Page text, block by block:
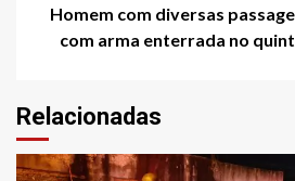
Homem com diversas
com arma enterrada no
Relacionadas